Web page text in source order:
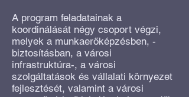
A program feladatainak a
koordinálását négy csoport végzi,
melyek a munkaerőképzésben, -
biztosításban, a városi
infrastruktúra-, a városi
szolgáltatások és vállalati környezet
fejlesztését, valamint a városi